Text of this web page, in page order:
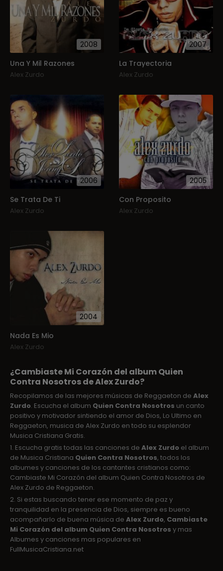
2008
Una Y Mil Razones
Alex Zurdo
2007
La Trayectoria
Alex Zurdo
2006
Se Trata De Ti
Alex Zurdo
2005
Con Proposito
Alex Zurdo
2004
Nada Es Mio
Alex Zurdo
¿Cambiaste Mi Corazón del album Quien
Contra Nosotros de Alex Zurdo?
Recopilamos de las mejores músicas de Reggaeton de Alex
Zurdo. Escucha el album Quien Contra Nosotros un canto
positivo y motivador sintiendo el amor de Dios, Lo Ultimo en
Reggaeton, musica de Alex Zurdo en todo su esplendor
Musica Cristiana Gratis.
1. Escucha gratis todas las canciones de Alex Zurdo el album
de Musica Cristiana Quien Contra Nosotros, todos los
albumes y canciones de los cantantes cristianos como:
Cambiaste Mi Corazón del album Quien Contra Nosotros de
Alex Zurdo de Reggaeton.
2. Si estas buscando tener ese momento de paz y
tranquilidad en la presencia de Dios, siempre es bueno
acompañarlo de buena música de Alex Zurdo, Cambiaste
Mi Corazón del album Quien Contra Nosotros y mas
Albumes y canciones mas populares en
FullMusicaCristiana.net